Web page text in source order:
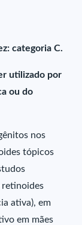
categoria C.
utilizado por
ou do
nos
tópicos
retinoides
ativa), em
em mães